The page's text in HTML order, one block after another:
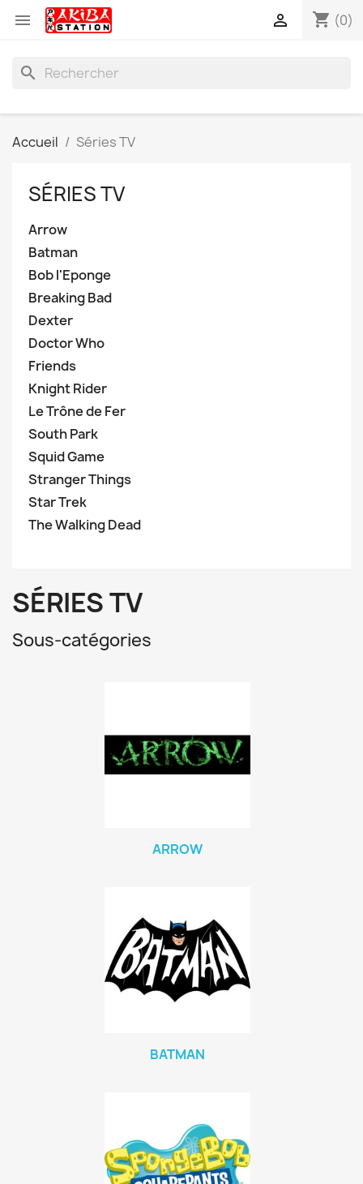
 shopping_cart (0)

search
Accueil Séries TV
SÉRIES TV
Arrow
Batman
Bob l'Eponge
Breaking Bad
Dexter
Doctor Who
Friends
Knight Rider
Le Trône de Fer
South Park
Squid Game
Stranger Things
Star Trek
The Walking Dead
SÉRIES TV
Sous-catégories
ARROW
BATMAN